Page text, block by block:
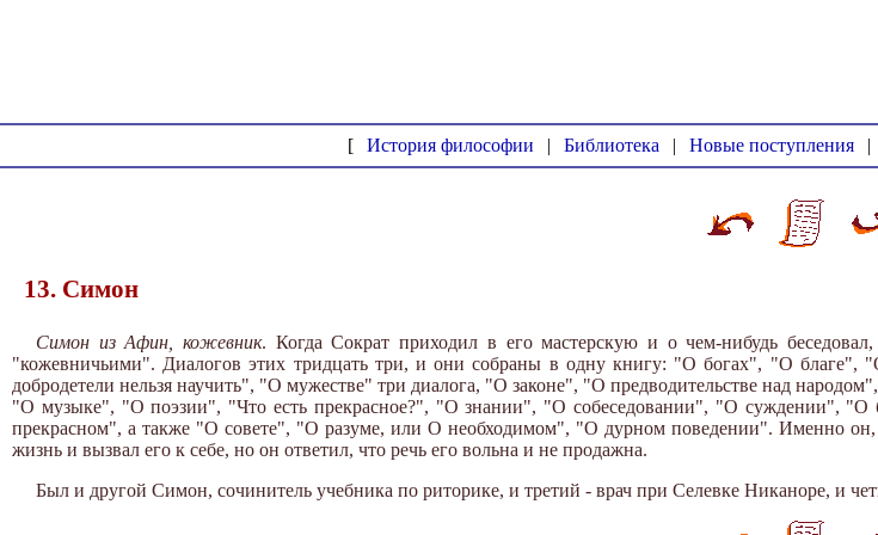
[ История философии | Библиотека | Новые поступления |
13. Симон
Симон из Афин, кожевник. Когда Сократ приходил в его мастерскую и о чем-нибудь
"кожевничьими". Диалогов этих тридцать три, и они собраны в одну книгу: "О богах", "О благе",
добродетели нельзя научить", "О мужестве" три диалога, "О законе", "О предводительстве над
"О музыке", "О поэзии", "Что есть прекрасное?", "О знании", "О собеседовании", "О суждении",
прекрасном", а также "О совете", "О разуме, или О необходимом", "О дурном поведении". Именно он,
жизнь и вызвал его к себе, но он ответил, что речь его вольна и не продажна.
Был и другой Симон, сочинитель учебника по риторике, и третий - врач при Селевке Никаноре, и